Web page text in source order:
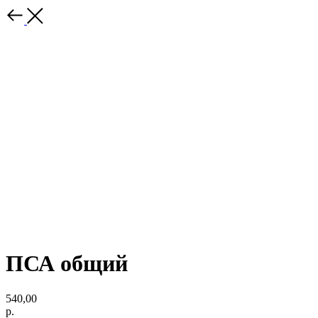
ПСА общий
540,00
р.